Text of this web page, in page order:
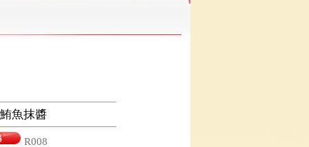
魚抹醬
R008